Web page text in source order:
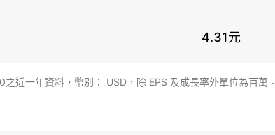
4.31元
近一年資料，幣別： USD，除 EPS 及成長率外單位為百萬。